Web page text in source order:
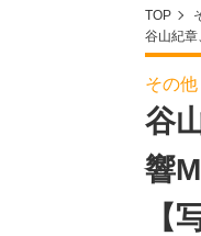
TOP
谷山紀章
その他
谷
響
【